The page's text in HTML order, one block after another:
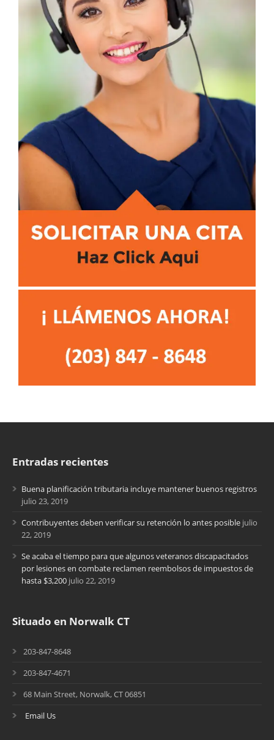
Entradas recientes
Buena planificación tributaria incluye mantener buenos registros
julio 23, 2019
Contribuyentes deben verificar su retención lo antes posible julio
22, 2019
Se acaba el tiempo para que algunos veteranos discapacitados
por lesiones en combate reclamen reembolsos de impuestos de
hasta $3,200 julio 22, 2019
Situado en Norwalk CT
203-847-8648
203-847-4671
68 Main Street, Norwalk, CT 06851
Email Us